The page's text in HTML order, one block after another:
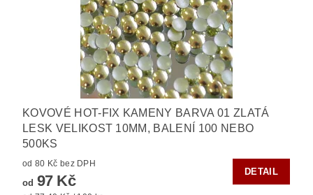
KOVOVÉ HOT-FIX KAMENY BARVA 01 ZLATÁ
LESK VELIKOST 10MM, BALENÍ 100 NEBO
500KS
od 80 Kč bez DPH
od 97 Kč
DETAIL